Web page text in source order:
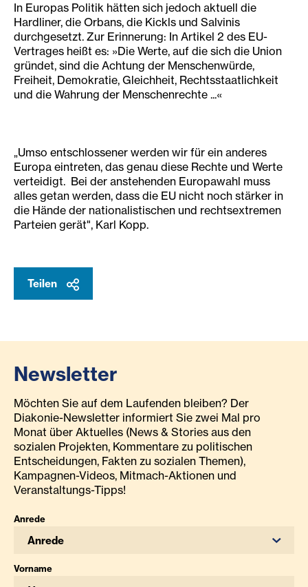
In Europas Politik hätten sich jedoch aktuell die
Hardliner, die Orbans, die Kickls und Salvinis
durchgesetzt. Zur Erinnerung: In Artikel 2 des EU-
Vertrages heißt es: »Die Werte, auf die sich die Union
gründet, sind die Achtung der Menschenwürde,
Freiheit, Demokratie, Gleichheit, Rechtsstaatlichkeit
und die Wahrung der Menschenrechte ...«
„Umso entschlossener werden wir für ein anderes
Europa eintreten, das genau diese Rechte und Werte
verteidigt. Bei der anstehenden Europawahl muss
alles getan werden, dass die EU nicht noch stärker in
die Hände der nationalistischen und rechtsextremen
Parteien gerät", Karl Kopp.
Teilen
Newsletter
Möchten Sie auf dem Laufenden bleiben? Der
Diakonie-Newsletter informiert Sie zwei Mal pro
Monat über Aktuelles (News & Stories aus den
sozialen Projekten, Kommentare zu politischen
Entscheidungen, Fakten zu sozialen Themen),
Kampagnen-Videos, Mitmach-Aktionen und
Veranstaltungs-Tipps!
Anrede
Anrede
Vorname